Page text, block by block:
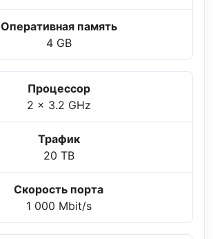
Оперативная память
4 GB
Процессор
2 x 3.2 GHz
Трафик
20 TB
Скорость порта
1 000 Mbit/s